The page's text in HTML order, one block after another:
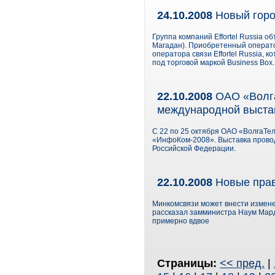
24.10.2008 Новый
Группа компаний Effortel Russia
Магадан). Приобретенный
оператора связи Effortel Russia,
под торговой маркой Business Box.
22.10.2008 ОАО
международной
С 22 по 25 октября ОАО
«ИнфоКом-2008». Выставка
Российской Федерации.
22.10.2008 Новые
Минкомсвязи может внести
рассказал замминистра Наум
примерно вдвое
Страницы: << пред. |